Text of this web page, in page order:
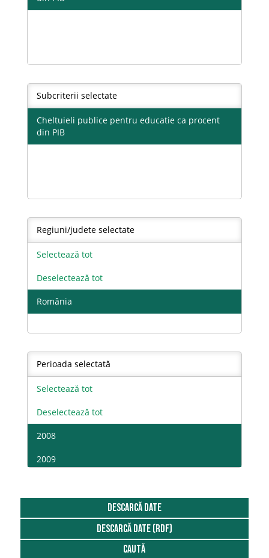
Subcriterii selectate
Cheltuieli publice pentru educatie ca procent
din PIB
Regiuni/judete selectate
Selectează tot
Deselectează tot
România
Perioada selectată
Selectează tot
Deselectează tot
2008
2009
DESCARCĂ DATE
DESCARCĂ DATE (RDF)
Caută